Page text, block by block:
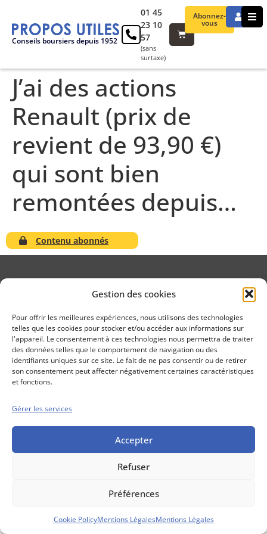
Gestion des cookies
Pour offrir les meilleures expériences, nous utilisons des technologies
telles que les cookies pour stocker et/ou accéder aux informations sur
l'appareil. Le consentement à ces technologies nous permettra de traiter
des données telles que le comportement de navigation ou des
identifiants uniques sur ce site. Le fait de ne pas consentir ou de retirer
son consentement peut affecter négativement certaines caractéristiques
et fonctions.
Gérer les services
Accepter
Refuser
Préférences
Cookie PolicyMentions LégalesMentions Légales
Conseils boursiers depuis 1952
Abonnez-
vous
01 45
23 10
57
(sans
surtaxe)
J’ai des actions
Renault (prix de
revient de 93,90 €)
qui sont bien
remontées depuis…
Contenu abonnés
Conseils boursiers depuis 1952
Propos Utiles est
une publication
des Editions
Marigny
Mentions Légales
Politique cookie